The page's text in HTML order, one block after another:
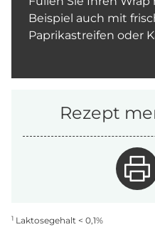
Beispiel auch mit
Paprikastreifen oder
Rezept
1 Laktosegehalt < 0,1%